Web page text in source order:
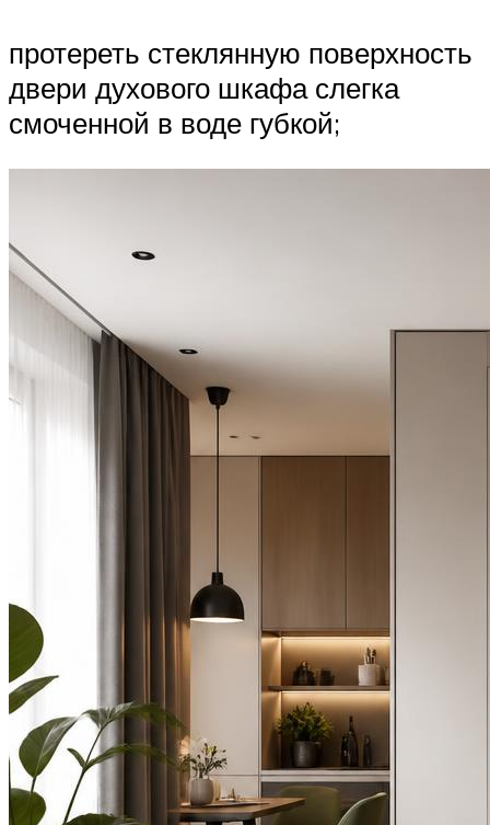
протереть стеклянную поверхность
двери духового шкафа слегка
смоченной в воде губкой;